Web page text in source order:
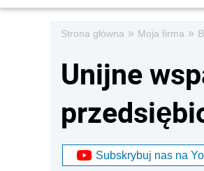
Strona główna » Moja firma »
Unijne
Subskrybuj nas na